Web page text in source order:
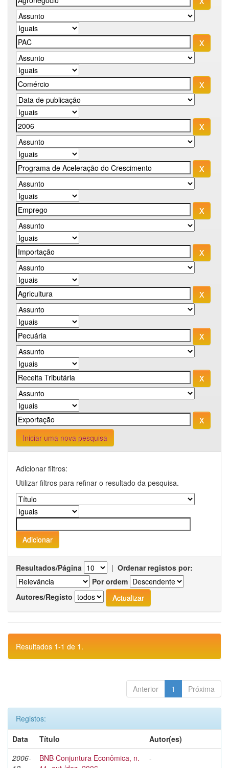
Iniciar uma nova pesquisa
Adicionar filtros:
Utilizar filtros para refinar o resultado da pesquisa.
Resultados/Página | Ordenar registos por:
Por ordem
Autores/Registo
Resultados 1-1 de 1.
Anterior 1 Próxima
Registos:
Data
Título
Autor(es)
2006-
BNB Conjuntura Econômica, n.
-